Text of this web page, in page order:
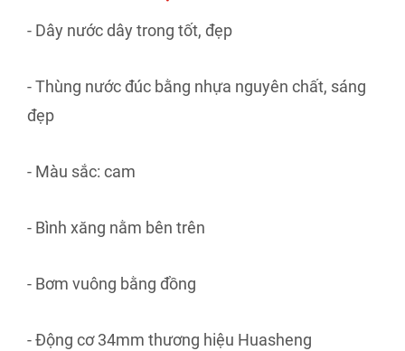
- Dây nước dây trong tốt, đẹp
- Thùng nước đúc bằng nhựa nguyên chất, sáng
đẹp
- Màu sắc: cam
- Bình xăng nằm bên trên
- Bơm vuông bằng đồng
- Động cơ 34mm thương hiệu Huasheng